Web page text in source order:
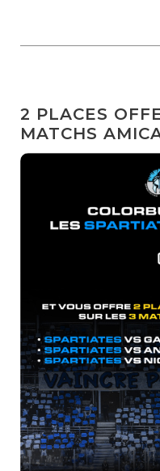
2 PLACES
MATCHS